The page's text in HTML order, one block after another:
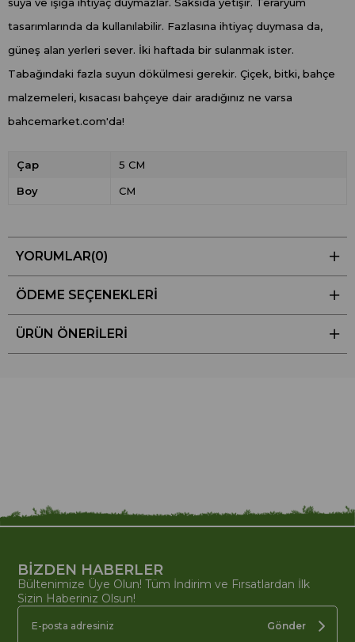
suya ve ışığa ihtiyaç duymazlar. Saksıda yetişir. Teraryum
tasarımlarında da kullanılabilir. Fazlasına ihtiyaç duymasa da,
güneş alan yerleri sever. İki haftada bir sulanmak ister.
Tabağındaki fazla suyun dökülmesi gerekir. Çiçek, bitki, bahçe
malzemeleri, kısacası bahçeye dair aradığınız ne varsa
bahcemarket.com'da!
Çap 5 CM
Boy CM
YORUMLAR(0)
ÖDEME SEÇENEKLERI
ÜRÜN ÖNERILERI
BİZDEN HABERLER
Bültenimize Üye Olun! Tüm İndirim ve Fırsatlardan İlk
Sizin Haberiniz Olsun!
Gönder